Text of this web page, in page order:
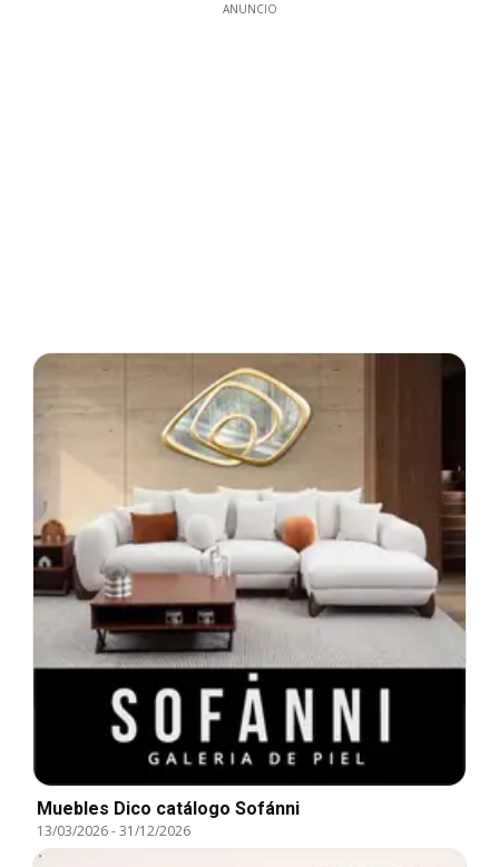
ANUNCIO
Muebles Dico catálogo Sofánni
13/03/2026-31/12/2026